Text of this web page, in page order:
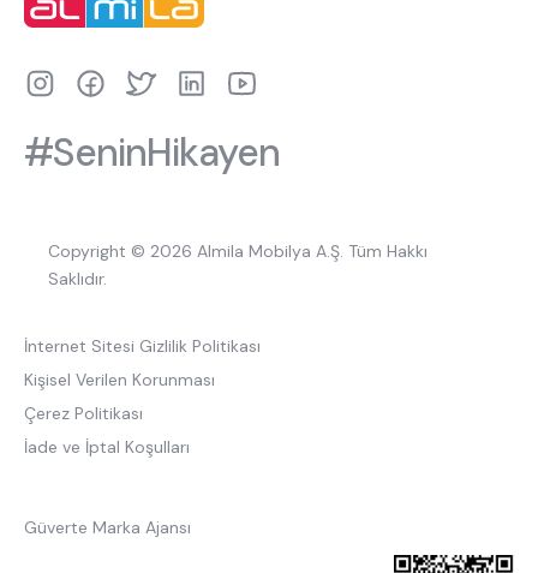
#SeninHikayen
Copyright © 2026 Almila Mobilya A.Ş. Tüm Hakkı
Saklıdır.
İnternet Sitesi Gizlilik Politikası
Kişisel Verilen Korunması
Çerez Politikası
İade ve İptal Koşulları
Güverte Marka Ajansı